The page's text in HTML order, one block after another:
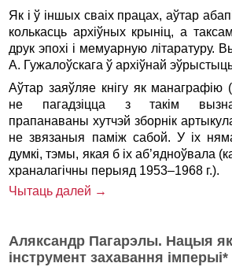
Як і ў іншых сваіх працах, аўтар
колькасць архіўных крыніц, а
друк эпохі і мемуарную літаратуру.
А. Гужалоўскага ў архіўнай
Аўтар заяўляе кнігу як
не пагадзіцца з такім
прапанаваны хутчэй зборнік
не звязаныя паміж сабой. У іх
думкі, тэмы, якая б іх аб’ядноўвала
храналагічны перыяд 1953–1968 г.).
Чытаць далей →
Аляксандр Пагарэлы. Нацыя
інструмент захавання імперыі*